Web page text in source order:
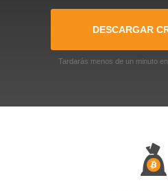
DESCARGAR
Tardarás menos de un minuto